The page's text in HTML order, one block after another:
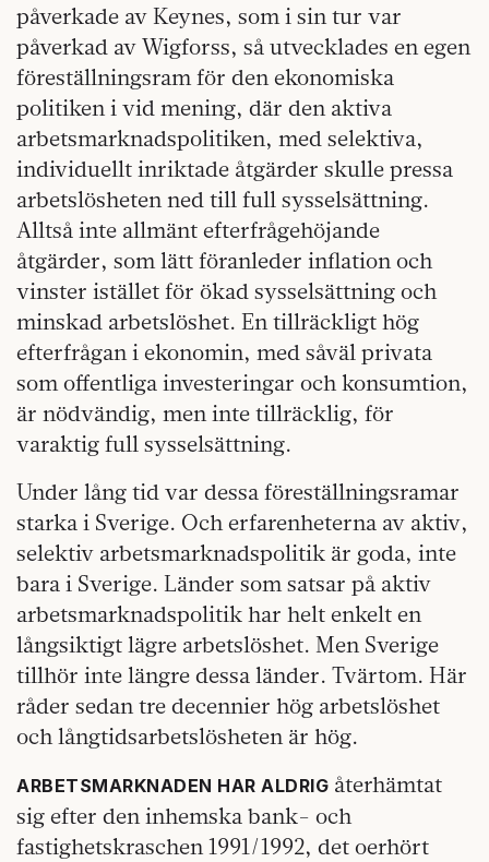
påverkade av Keynes, som i sin tur var
påverkad av Wigforss, så utvecklades en egen
föreställningsram för den ekonomiska
politiken i vid mening, där den aktiva
arbetsmarknadspolitiken, med selektiva,
individuellt inriktade åtgärder skulle pressa
arbetslösheten ned till full sysselsättning.
Alltså inte allmänt efterfrågehöjande
åtgärder, som lätt föranleder inflation och
vinster istället för ökad sysselsättning och
minskad arbetslöshet. En tillräckligt hög
efterfrågan i ekonomin, med såväl privata
som offentliga investeringar och konsumtion,
är nödvändig, men inte tillräcklig, för
varaktig full sysselsättning.
Under lång tid var dessa föreställningsramar
starka i Sverige. Och erfarenheterna av aktiv,
selektiv arbetsmarknadspolitik är goda, inte
bara i Sverige. Länder som satsar på aktiv
arbetsmarknadspolitik har helt enkelt en
långsiktigt lägre arbetslöshet. Men Sverige
tillhör inte längre dessa länder. Tvärtom. Här
råder sedan tre decennier hög arbetslöshet
och långtidsarbetslösheten är hög.
ARBETSMARKNADEN HAR ALDRIG återhämtat
sig efter den inhemska bank- och
fastighetskraschen 1991/1992, det oerhört